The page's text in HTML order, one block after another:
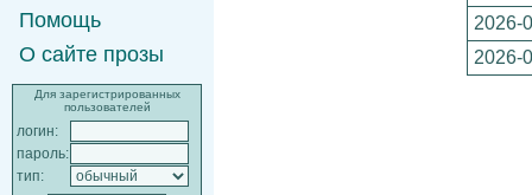
Помощь
О сайте прозы
Для зарегистрированных
пользователей
логин:
пароль:
тип:
2026-
2026-